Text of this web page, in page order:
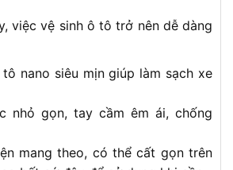
việc vệ sinh ô tô trở nên dễ dàng
nano siêu mịn giúp làm sạch xe
nhỏ gọn, tay cầm êm ái, chống
mang theo, có thể cất gọn trên